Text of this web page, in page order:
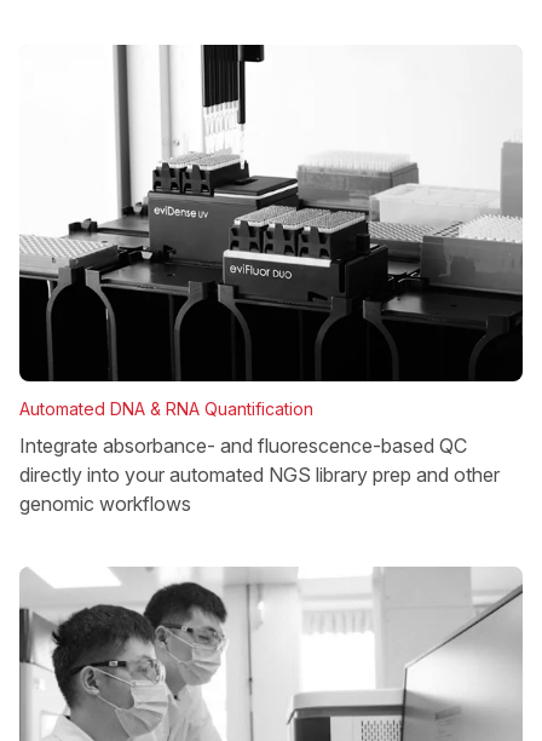
Automated DNA & RNA Quantification
Integrate absorbance- and fluorescence-based QC
directly into your automated NGS library prep and other
genomic workflows